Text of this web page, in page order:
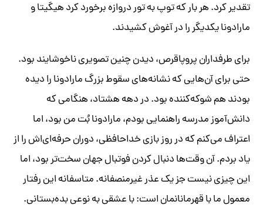
تقدیر کرد. هر بار که توپ به تور دروازه برخورد کرد هیگیتا و
مارادونا یکدیگر را در آغوش کشیدند.
برای طرفداران پروپاقرص، دیدن چنین تصویری ناخوشایند بود.
حتی برای آن‌هایی که نشانه‌های سقوط بزرگ مارادونا را دیده
بودند هم شوکه‌کننده بود. در دهه هشتاد، هنگامی که
دانش‌آموز مدرسه راهنمایی بودم، مارادونا بُت من بود، اما
اعتراف می‌کنم که در روز بازی خداحافظی، دوران حرفه‌ای‌اش را از
یاد بردم. آن وقت‌ها دنبال کردن فوتبال جهان سخت‌تر بود، اما
این چیزی نیست جز یک عذر غیرمنصفانه. متاسفانه این رفتار
معمول ما با قهرمانانمان است: با عشقی به نوعی بده‌بستانی.